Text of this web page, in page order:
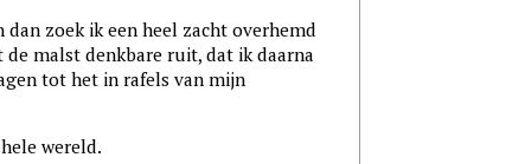
zoek ik een heel zacht overhemd
malst denkbare ruit, dat ik daarna
tot het in rafels van mijn
wereld.